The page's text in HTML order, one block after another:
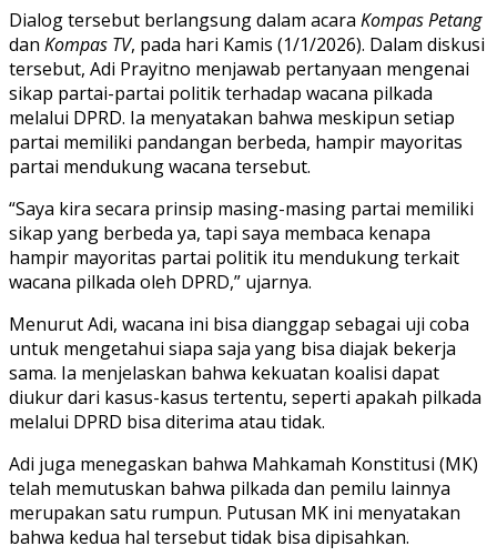
Dialog tersebut berlangsung dalam acara Kompas Petang
dan Kompas TV, pada hari Kamis (1/1/2026). Dalam diskusi
tersebut, Adi Prayitno menjawab pertanyaan mengenai
sikap partai-partai politik terhadap wacana pilkada
melalui DPRD. Ia menyatakan bahwa meskipun setiap
partai memiliki pandangan berbeda, hampir mayoritas
partai mendukung wacana tersebut.
“Saya kira secara prinsip masing-masing partai memiliki
sikap yang berbeda ya, tapi saya membaca kenapa
hampir mayoritas partai politik itu mendukung terkait
wacana pilkada oleh DPRD,” ujarnya.
Menurut Adi, wacana ini bisa dianggap sebagai uji coba
untuk mengetahui siapa saja yang bisa diajak bekerja
sama. Ia menjelaskan bahwa kekuatan koalisi dapat
diukur dari kasus-kasus tertentu, seperti apakah pilkada
melalui DPRD bisa diterima atau tidak.
Adi juga menegaskan bahwa Mahkamah Konstitusi (MK)
telah memutuskan bahwa pilkada dan pemilu lainnya
merupakan satu rumpun. Putusan MK ini menyatakan
bahwa kedua hal tersebut tidak bisa dipisahkan.